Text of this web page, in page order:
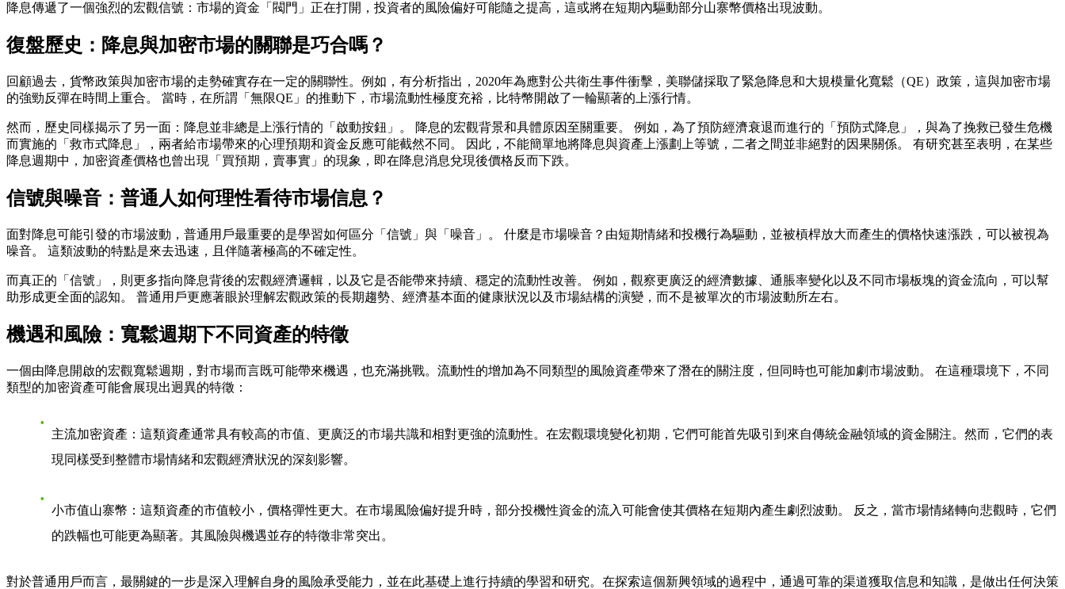
降息傳遞了一個強烈的宏觀信號：市場的資金「閥門」正在打開，投資者的風險偏好可能隨之提高，這或將在短期內驅動部分山寨幣價格出現波動。
復盤歷史：降息與加密市場的關聯是巧合嗎？
回顧過去，貨幣政策與加密市場的走勢確實存在一定的關聯性。例如，有分析指出，2020年為應對公共衛生事件衝擊，美聯儲採取了緊急降息和大規模量化寬鬆（QE）政策，這與加密市場
的強勁反彈在時間上重合。 當時，在所謂「無限QE」的推動下，市場流動性極度充裕，比特幣開啟了一輪顯著的上漲行情。
然而，歷史同樣揭示了另一面：降息並非總是上漲行情的「啟動按鈕」。 降息的宏觀背景和具體原因至關重要。 例如，為了預防經濟衰退而進行的「預防式降息」，與為了挽救已發生危機
而實施的「救市式降息」，兩者給市場帶來的心理預期和資金反應可能截然不同。 因此，不能簡單地將降息與資產上漲劃上等號，二者之間並非絕對的因果關係。 有研究甚至表明，在某些
降息週期中，加密資產價格也曾出現「買預期，賣事實」的現象，即在降息消息兌現後價格反而下跌。
信號與噪音：普通人如何理性看待市場信息？
面對降息可能引發的市場波動，普通用戶最重要的是學習如何區分「信號」與「噪音」。 什麼是市場噪音？由短期情緒和投機行為驅動，並被槓桿放大而產生的價格快速漲跌，可以被視為
噪音。 這類波動的特點是來去迅速，且伴隨著極高的不確定性。
而真正的「信號」，則更多指向降息背後的宏觀經濟邏輯，以及它是否能帶來持續、穩定的流動性改善。 例如，觀察更廣泛的經濟數據、通脹率變化以及不同市場板塊的資金流向，可以幫
助形成更全面的認知。 普通用戶更應著眼於理解宏觀政策的長期趨勢、經濟基本面的健康狀況以及市場結構的演變，而不是被單次的市場波動所左右。
機遇和風險：寬鬆週期下不同資產的特徵
一個由降息開啟的宏觀寬鬆週期，對市場而言既可能帶來機遇，也充滿挑戰。流動性的增加為不同類型的風險資產帶來了潛在的關注度，但同時也可能加劇市場波動。 在這種環境下，不同
類型的加密資產可能會展現出迥異的特徵：
主流加密資產 ：這類資產通常具有較高的市值、更廣泛的市場共識和相對更強的流動性。在宏觀環境變化初期，它們可能首先吸引到來自傳統金融領域的資金關注。然而，它們的表
現同樣受到整體市場情緒和宏觀經濟狀況的深刻影響。
小市值山寨幣 ：這類資產的市值較小，價格彈性更大。在市場風險偏好提升時，部分投機性資金的流入可能會使其價格在短期內產生劇烈波動。 反之，當市場情緒轉向悲觀時，它們
的跌幅也可能更為顯著。其風險與機遇並存的特徵非常突出。
對於普通用戶而言，最關鍵的一步是深入理解自身的風險承受能力，並在此基礎上進行持續的學習和研究。在探索這個新興領域的過程中，通過可靠的渠道獲取信息和知識，是做出任何決策